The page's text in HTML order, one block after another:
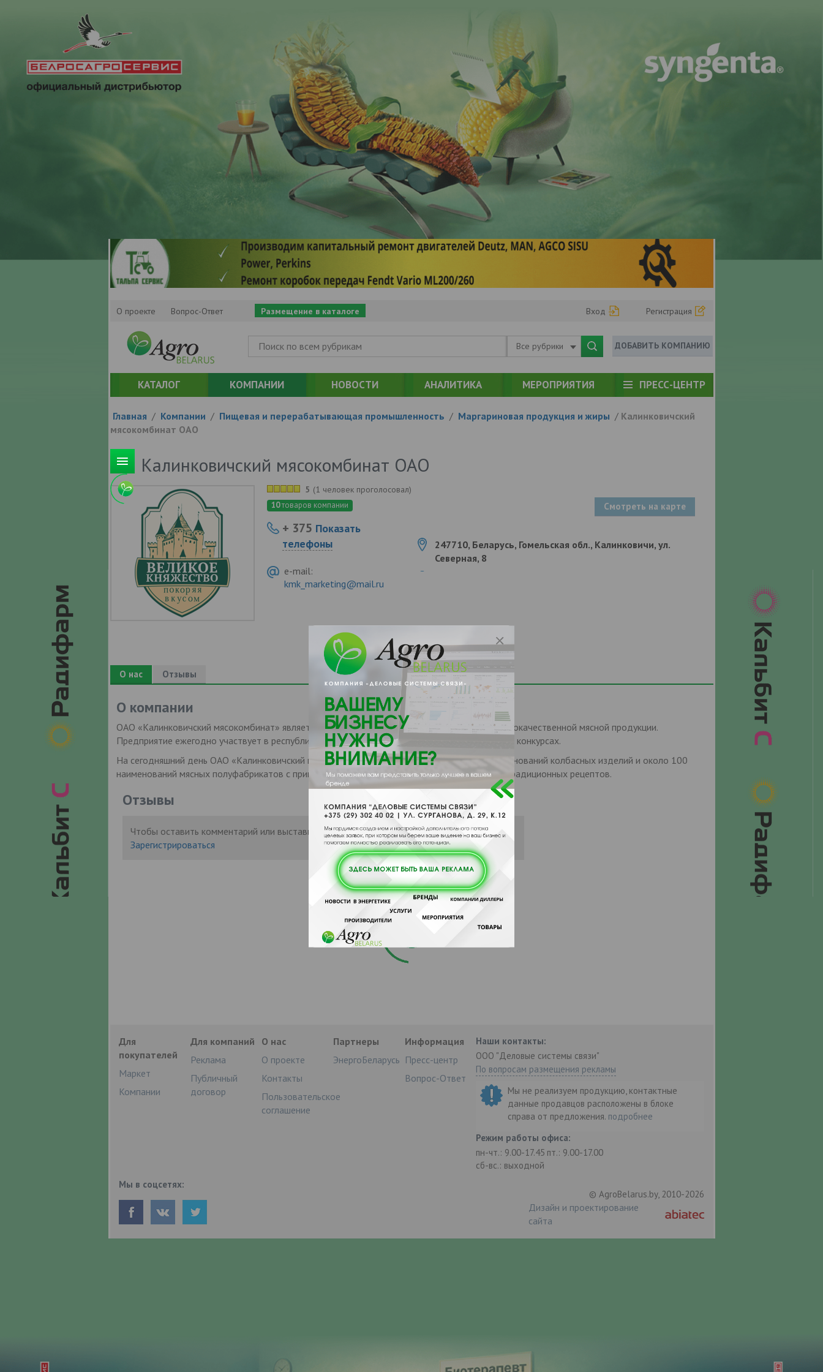
О проекте Вопрос-Ответ Размещение в каталоге Вход Регистрация
Все рубрики ДОБАВИТЬ КОМПАНИЮ
КАТАЛОГ КОМПАНИИ НОВОСТИ АНАЛИТИКА МЕРОПРИЯТИЯ ПРЕСС-ЦЕНТР
Главная / Компании / Пищевая и перерабатывающая промышленность / Маргариновая продукция и жиры / Калинковичский
мясокомбинат ОАО
Калинковичский мясокомбинат ОАО
5 (1 человек проголосовал)
10товаров компании
+ 375 Показать
телефоны
e-mail:
kmk_marketing@mail.ru
Смотреть на карте
247710, Беларусь, Гомельская обл., Калинковичи, ул.
Северная, 8
О нас Отзывы
О компании
ОАО «Калинковичский мясокомбинат» является одним из крупнейших производителей высококачественной мясной продукции.
Предприятие ежегодно участвует в республиканских и международных выставках, ярмарках, конкурсах.
На сегодняшний день ОАО «Калинковичский мясокомбинат» изготавливает около 300 наименований колбасных изделий и около 100
наименований мясных полуфабрикатов с применением современных технологий на основе традиционных рецептов.
Отзывы
Чтобы оставить комментарий или выставить рейтинг, нужноВойтиили
Зарегистрироваться
Для
покупателей
Маркет
Компании
Для компаний
Реклама
Публичный
договор
О нас
О проекте
Контакты
Пользовательское
соглашение
Партнеры
ЭнергоБеларусь
Информация
Пресс-центр
Вопрос-Ответ
Наши контакты:
ООО "Деловые системы связи"
По вопросам размещения рекламы
Мы не реализуем продукцию, контактные
данные продавцов расположены в блоке
справа от предложения. подробнее
Режим работы офиса:
пн-чт.: 9.00-17.45 пт.: 9.00-17.00
сб-вс.: выходной
Мы в соцсетях:
© AgroBelarus.by, 2010-2026
Дизайн и проектирование
сайта